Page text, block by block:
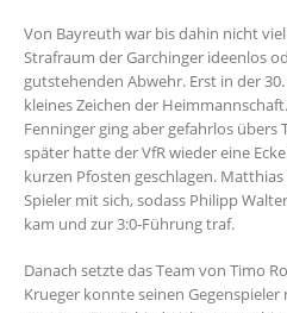
Von Bayreuth war bis dahin nicht
Strafraum der Garchinger ideenlos
gutstehenden Abwehr. Erst in der
kleines Zeichen der
Fenninger ging aber gefahrlos übers
später hatte der VfR wieder eine
kurzen Pfosten geschlagen.
Spieler mit sich, sodass Philipp
kam und zur 3:0-Führung traf.
Danach setzte das Team von Timo
Krueger konnte seinen